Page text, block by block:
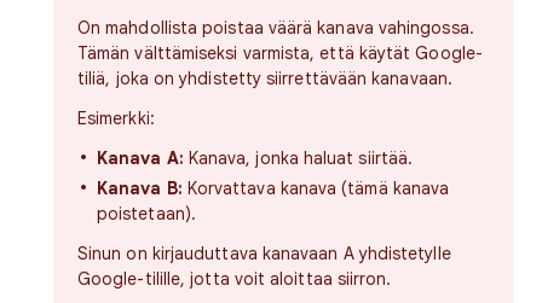
On mahdollista poistaa väärä kanava vahingossa.
Tämän välttämiseksi varmista, että käytät Google-
tiliä, joka on yhdistetty siirrettävään kanavaan.
Esimerkki:
Kanava A: Kanava, jonka haluat siirtää.
Kanava B: Korvattava kanava (tämä kanava
poistetaan).
Sinun on kirjauduttava kanavaan A yhdistetylle
Google-tilille, jotta voit aloittaa siirron.